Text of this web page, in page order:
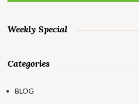
Weekly Special
Categories
BLOG